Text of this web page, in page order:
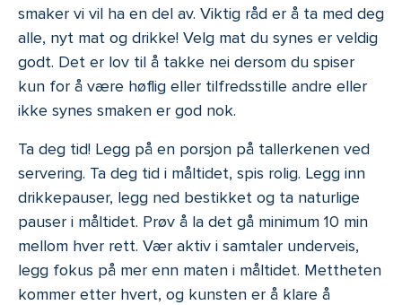
smaker vi vil ha en del av. Viktig råd er å ta med deg
alle, nyt mat og drikke! Velg mat du synes er veldig
godt. Det er lov til å takke nei dersom du spiser
kun for å være høflig eller tilfredsstille andre eller
ikke synes smaken er god nok.
Ta deg tid! Legg på en porsjon på tallerkenen ved
servering. Ta deg tid i måltidet, spis rolig. Legg inn
drikkepauser, legg ned bestikket og ta naturlige
pauser i måltidet. Prøv å la det gå minimum 10 min
mellom hver rett. Vær aktiv i samtaler underveis,
legg fokus på mer enn maten i måltidet. Mettheten
kommer etter hvert, og kunsten er å klare å